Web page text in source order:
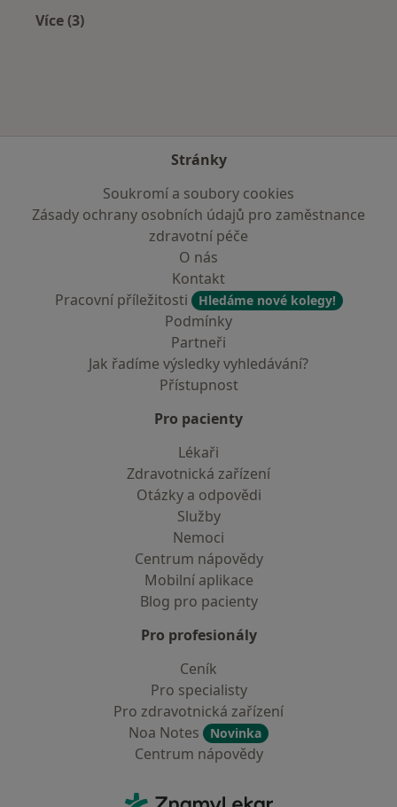
Více (3)
Stránky
Soukromí a soubory cookies
Zásady ochrany osobních údajů pro zaměstnance
zdravotní péče
O nás
Kontakt
Pracovní příležitosti
Hledáme nové kolegy!
Podmínky
Partneři
Jak řadíme výsledky vyhledávání?
Přístupnost
Pro pacienty
Lékaři
Zdravotnická zařízení
Otázky a odpovědi
Služby
Nemoci
Centrum nápovědy
Mobilní aplikace
Blog pro pacienty
Pro profesionály
Ceník
Pro specialisty
Pro zdravotnická zařízení
Noa Notes
Novinka
Centrum nápovědy
ZnamyLekar - Hlavní stránka